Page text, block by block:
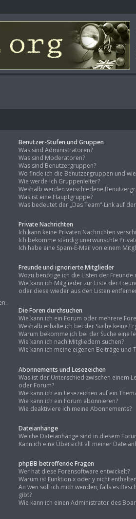
Benutzer-Stufen und Gruppen
Was sind Administratoren?
Was sind Moderatoren?
Was sind Benutzergruppen?
Wo finde ich die Benutzergruppen und
Wie werde ich Gruppenleiter?
Weshalb werden verschiedene
Was ist eine Hauptgruppe?
Was bedeutet der „Das Team“-Link auf
Private Nachrichten
Ich kann keine Privaten Nachrichten
Ich bekomme ständig unerwünschte
Ich habe eine Spam-E-Mail von einem
Freunde und ignorierte Mitglieder
Wozu benötige ich die Listen der
Wie kann ich Mitglieder zur Liste der
oder diese wieder aus den Listen
Die Foren durchsuchen
Wie kann ich ein Forum oder mehrere
Weshalb erhalte ich bei der Suche keine
Warum bekomme ich bei der Suche eine
Wie kann ich nach Mitgliedern suchen?
Wie kann ich meine eigenen Beiträge und
Abonnements und Lesezeichen
Was ist der Unterschied zwischen einem
oder Forum?
Wie kann ich ein Lesezeichen auf ein
Wie kann ich ein Forum abonnieren?
Wie deaktiviere ich meine Abonnements?
Dateianhänge
Welche Dateianhänge sind in diesem
Kann ich eine Übersicht all meiner
phpBB betreffende Fragen
Wer hat diese Forensoftware entwickelt?
Warum ist Funktion x oder y nicht
An wen soll ich mich wenden, falls es
gibt?
Wie kann ich einen Administrator des